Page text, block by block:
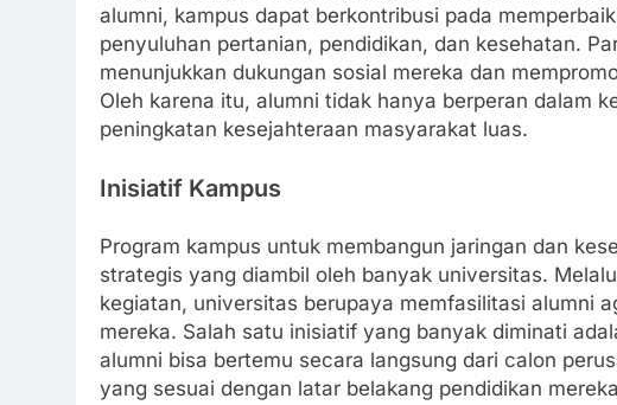
alumni, kampus dapat berkontribusi pada
penyuluhan pertanian, pendidikan, dan kesehatan.
menunjukkan dukungan sosial mereka dan
Oleh karena itu, alumni tidak hanya berperan dalam
peningkatan kesejahteraan masyarakat luas.
Inisiatif Kampus
Program kampus untuk membangun jaringan dan
strategis yang diambil oleh banyak universitas.
kegiatan, universitas berupaya memfasilitasi alumni
mereka. Salah satu inisiatif yang banyak diminati
alumni bisa bertemu secara langsung dari calon
yang sesuai dengan latar belakang pendidikan